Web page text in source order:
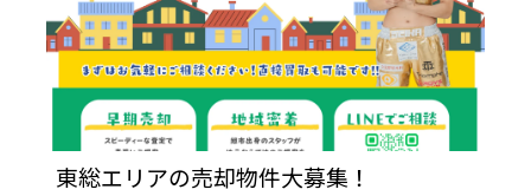
東総エリアの売却物件大募集！